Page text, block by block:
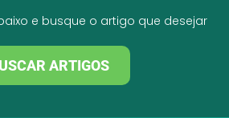
e busque o artigo que desejar
ARTIGOS